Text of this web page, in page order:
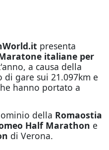
presenta
italiane per
a causa della
gare sui 21.097km e
hanno portato a
della Romaostia
Half Marathon e
di Verona.